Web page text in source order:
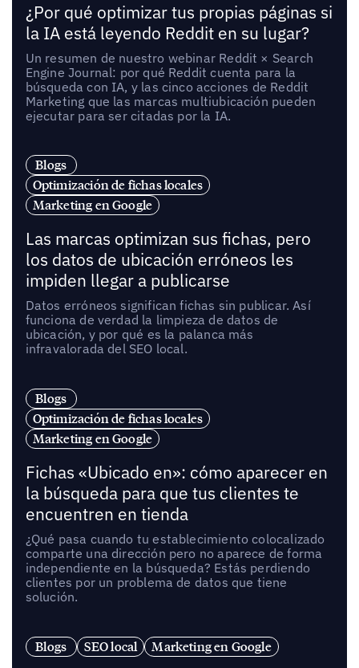
¿Por qué optimizar tus propias páginas si
la IA está leyendo Reddit en su lugar?
Un resumen de nuestro webinar Reddit × Search
Engine Journal: por qué Reddit cuenta para la
búsqueda con IA, y las cinco acciones de Reddit
Marketing que las marcas multiubicación pueden
ejecutar para ser citadas por la IA.
Blogs
Optimización de fichas locales
Marketing en Google
Las marcas optimizan sus fichas, pero
los datos de ubicación erróneos les
impiden llegar a publicarse
Datos erróneos significan fichas sin publicar. Así
funciona de verdad la limpieza de datos de
ubicación, y por qué es la palanca más
infravalorada del SEO local.
Blogs
Optimización de fichas locales
Marketing en Google
Fichas «Ubicado en»: cómo aparecer en
la búsqueda para que tus clientes te
encuentren en tienda
¿Qué pasa cuando tu establecimiento colocalizado
comparte una dirección pero no aparece de forma
independiente en la búsqueda? Estás perdiendo
clientes por un problema de datos que tiene
solución.
Blogs SEO local Marketing en Google